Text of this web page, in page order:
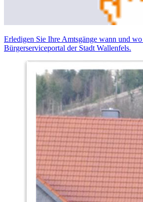
Erledigen Sie Ihre Amtsgänge wann und
Bürgerserviceportal der Stadt Wallenfels.